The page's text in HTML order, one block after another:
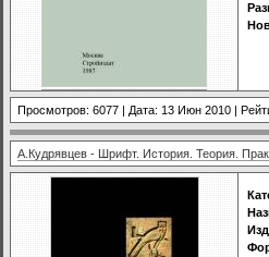
Просмотров: 6077 | Дата: 13 Июн 2010 |
А.Кудрявцев - Шрифт. История. Теория.